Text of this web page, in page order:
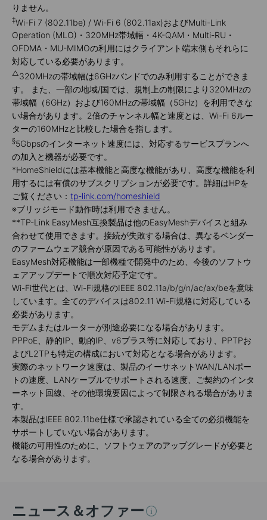
りません。
‡Wi-Fi 7 (802.11be) / Wi-Fi 6 (802.11ax)およびMulti-Link
Operation (MLO)・320MHz帯域幅・4K-QAM・Multi-RU・
OFDMA・MU-MIMOの利用にはクライアント端末側もそれらに
対応している必要があります。
△320MHzの帯域幅は6GHzバンドでのみ利用することができま
す。 また、一部の地域/国では、規制上の制限により320MHzの
帯域幅（6GHz）および160MHzの帯域幅（5GHz）を利用できな
い場合があります。2倍のチャンネル幅と速度とは、Wi-Fi 6ルー
ターの160MHzと比較した場合を指します。
§5Gbpsのインターネット速度には、対応するサービスプランへ
の加入と機器が必要です。
*HomeShieldには基本機能と高度な機能があり、高度な機能を利
用するには有償のサブスクリプションが必要です。詳細はHPを
ご覧ください： tp-link.com/homeshield
※ブリッジモード動作時は利用できません。
**TP-Link EasyMesh互換製品は他のEasyMeshデバイスと組み
合わせて使用できます。接続が失敗する場合は、異なるベンダー
のファームウェア競合が原因である可能性があります。
EasyMesh対応機能は一部機種で開発中のため、今後のソフトウ
ェアアップデートで順次対応予定です。
Wi-Fi世代とは、Wi-Fi規格のIEEE 802.11a/b/g/n/ac/ax/beを意味
しています。全てのデバイスは802.11 Wi-Fi規格に対応している
必要があります。
モデムまたはルーターが別途必要になる場合があります。
PPPoE、静的IP、動的IP、v6プラス等に対応しており、PPTPお
よびL2TPも特定の構成において対応となる場合があります。
実際のネットワーク速度は、製品のイーサネットWAN/LANポー
トの速度、LANケーブルでサポートされる速度、ご契約のインタ
ーネット回線、その他環境要因によって制限される場合がありま
す。
本製品はIEEE 802.11be仕様で承認されている全ての必須機能を
サポートしていない場合があります。
機能の可用性のために、ソフトウェアのアップグレードが必要と
なる場合があります。
ニュース＆オファー